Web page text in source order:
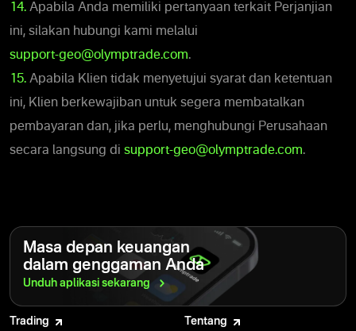
14. Apabila Anda memiliki pertanyaan terkait Perjanjian
ini, silakan hubungi kami melalui
support-geo@olymptrade.com.
15. Apabila Klien tidak menyetujui syarat dan ketentuan
ini, Klien berkewajiban untuk segera membatalkan
pembayaran dan, jika perlu, menghubungi Perusahaan
secara langsung di support-geo@olymptrade.com.
Masa depan keuangan
dalam genggaman Anda
Unduh aplikasi sekarang
Trading Tentang